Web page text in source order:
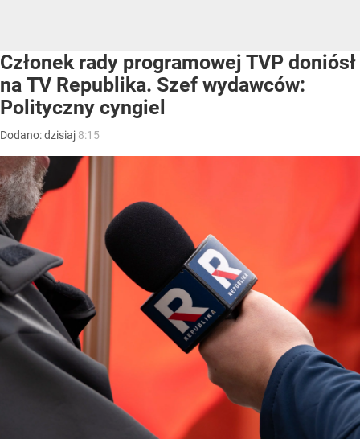
Członek rady programowej TVP doniósł
na TV Republika. Szef wydawców:
Polityczny cyngiel
Dodano:dzisiaj 8:15